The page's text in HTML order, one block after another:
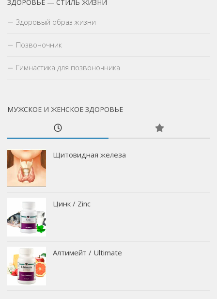
ЗДОРОВЬЕ — СТИЛЬ ЖИЗНИ
Здоровый образ жизни
Позвоночник
Гимнастика для позвоночника
МУЖСКОЕ И ЖЕНСКОЕ ЗДОРОВЬЕ
Щитовидная железа
Цинк / Zinс
Алтимейт / Ultimate